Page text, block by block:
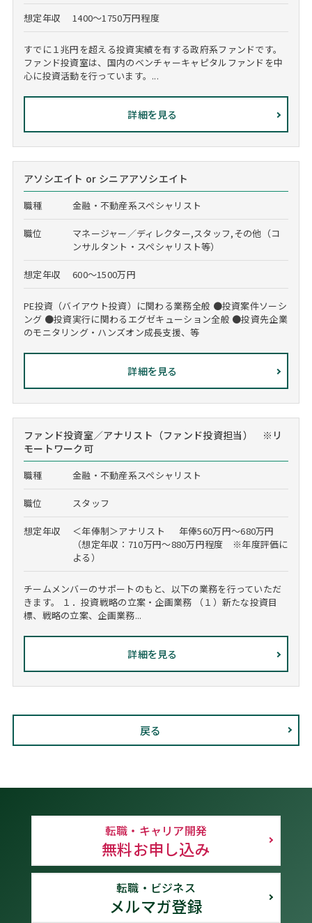
想定年収 1400～1750万円程度
すでに１兆円を超える投資実績を有する政府系ファンドです。
ファンド投資室は、国内のベンチャーキャピタルファンドを中
心に投資活動を行っています。...
詳細を見る
アソシエイト or シニアアソシエイト
職種 金融・不動産系スペシャリスト
職位
マネージャー／ディレクター,スタッフ,その他（コ
ンサルタント・スペシャリスト等）
想定年収 600～1500万円
PE投資（バイアウト投資）に関わる業務全般 ●投資案件ソーシ
ング ●投資実行に関わるエグゼキューション全般 ●投資先企業
のモニタリング・ハンズオン成長支援、等
詳細を見る
ファンド投資室／アナリスト（ファンド投資担当） ※リ
モートワーク可
職種 金融・不動産系スペシャリスト
職位 スタッフ
想定年収
＜年俸制＞アナリスト 年俸560万円～680万円
（想定年収：710万円～880万円程度 ※年度評価に
よる）
チームメンバーのサポートのもと、以下の業務を行っていただ
きます。 １．投資戦略の立案・企画業務 （１）新たな投資目
標、戦略の立案、企画業務...
詳細を見る
戻る
転職・キャリア開発
無料お申し込み
転職・ビジネス
メルマガ登録